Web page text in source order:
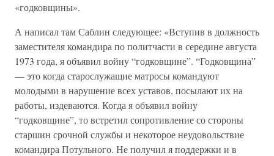
«годковщины».
А написал там Саблин следующее: «Вступив в должность
заместителя командира по политчасти в середине августа
1973 года, я объявил войну “годковщине”. “Годковщина”
— это когда старослужащие матросы командуют
молодыми в нарушение всех уставов, посылают их на
работы, издеваются. Когда я объявил войну
“годковщине”, то встретил сопротивление со стороны
старшин срочной службы и некоторое неудовольствие
командира Потульного. Не получил я поддержки и в